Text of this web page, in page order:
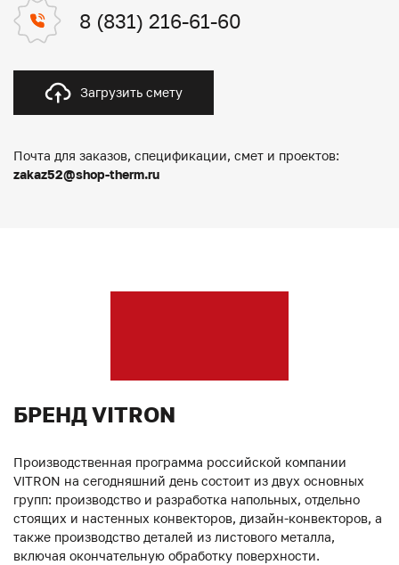
8 (831) 216-61-60
Загрузить смету
Почта для заказов, спецификации, смет и проектов:
zakaz52@shop-therm.ru
БРЕНД VITRON
Производственная программа российской компании
VITRON на сегодняшний день состоит из двух основных
групп: производство и разработка напольных, отдельно
стоящих и настенных конвекторов, дизайн-конвекторов, а
также производство деталей из листового металла,
включая окончательную обработку поверхности.